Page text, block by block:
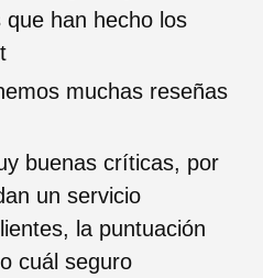
han hecho los
muchas reseñas
buenas críticas, por
un servicio
la puntuación
cuál seguro